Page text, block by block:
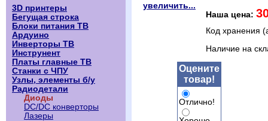
3D принтеры
Бегущая строка
Блоки питания ТВ
Ардуино
Инверторы ТВ
Инструнент
Платы главные ТВ
Станки с ЧПУ
Узлы, элементы б/у
Радиодетали
Диоды
DC/DC конверторы
Лазеры
увеличить...
Наша цена:
Код хранения
Наличие на
Оцените
товар!
Отлично!